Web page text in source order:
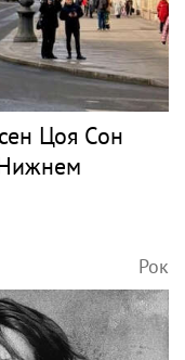
Цоя Сон
Рок